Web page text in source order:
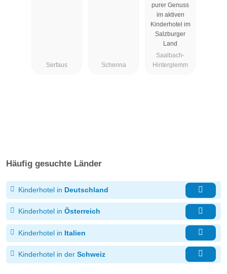
Serfaus Schenna
purer Genuss
im aktiven
Kinderhotel im
Salzburger
Land
Saalbach-
Hinterglemm
Häufig gesuchte Länder
Kinderhotel in Deutschland
Kinderhotel in Österreich
Kinderhotel in Italien
Kinderhotel in der Schweiz